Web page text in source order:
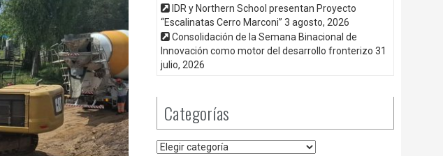
IDR y Northern School presentan Proyecto
“Escalinatas Cerro Marconi” 3 agosto, 2026
Consolidación de la Semana Binacional de
Innovación como motor del desarrollo fronterizo 31
julio, 2026
Categorías
Categorías